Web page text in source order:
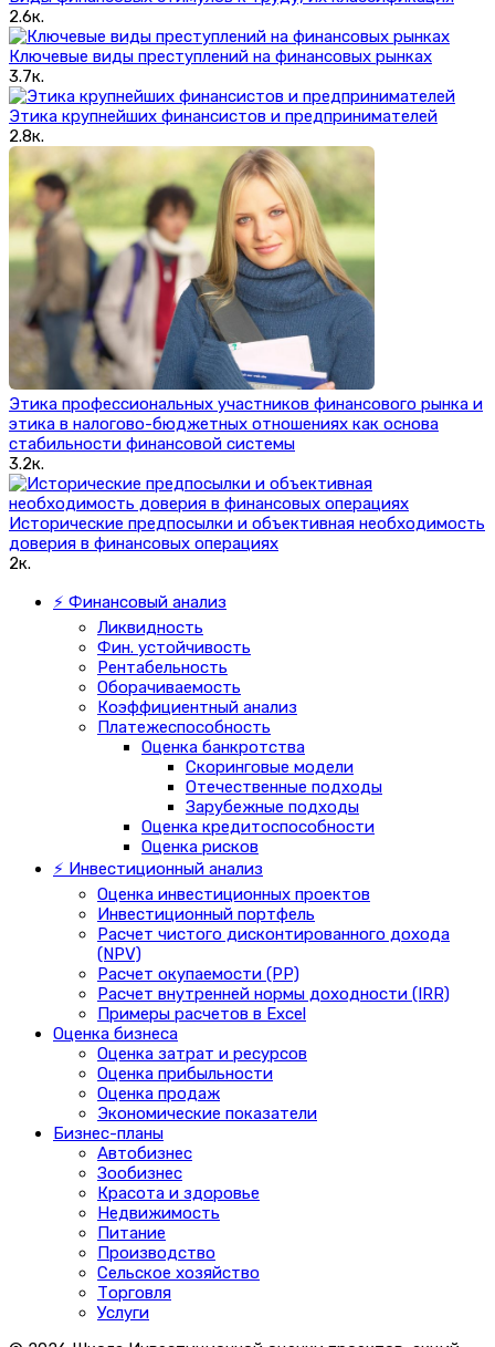
2.6к.
Ключевые виды преступлений на финансовых рынках
3.7к.
Этика крупнейших финансистов и предпринимателей
2.8к.
Этика профессиональных участников финансового рынка и
этика в налогово-бюджетных отношениях как основа
стабильности финансовой системы
3.2к.
Исторические предпосылки и объективная необходимость
доверия в финансовых операциях
2к.
⚡ Финансовый анализ
Ликвидность
Фин. устойчивость
Рентабельность
Оборачиваемость
Коэффициентный анализ
Платежеспособность
Оценка банкротства
Скоринговые модели
Отечественные подходы
Зарубежные подходы
Оценка кредитоспособности
Оценка рисков
⚡ Инвестиционный анализ
Оценка инвестиционных проектов
Инвестиционный портфель
Расчет чистого дисконтированного дохода
(NPV)
Расчет окупаемости (PP)
Расчет внутренней нормы доходности (IRR)
Примеры расчетов в Excel
Оценка бизнеса
Оценка затрат и ресурсов
Оценка прибыльности
Оценка продаж
Экономические показатели
Бизнес-планы
Автобизнес
Зообизнес
Красота и здоровье
Недвижимость
Питание
Производство
Сельское хозяйство
Торговля
Услуги